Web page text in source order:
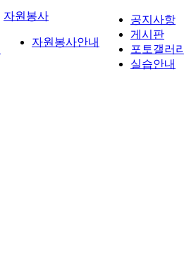
자원봉사
자원봉사안내
공지사항
게시판
포토갤러리
실습안내